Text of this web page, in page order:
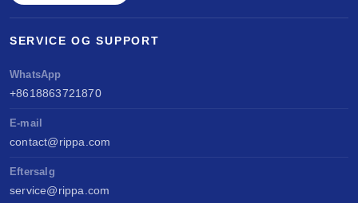
SERVICE OG SUPPORT
WhatsApp
+8618863721870
E-mail
contact@rippa.com
Eftersalg
service@rippa.com